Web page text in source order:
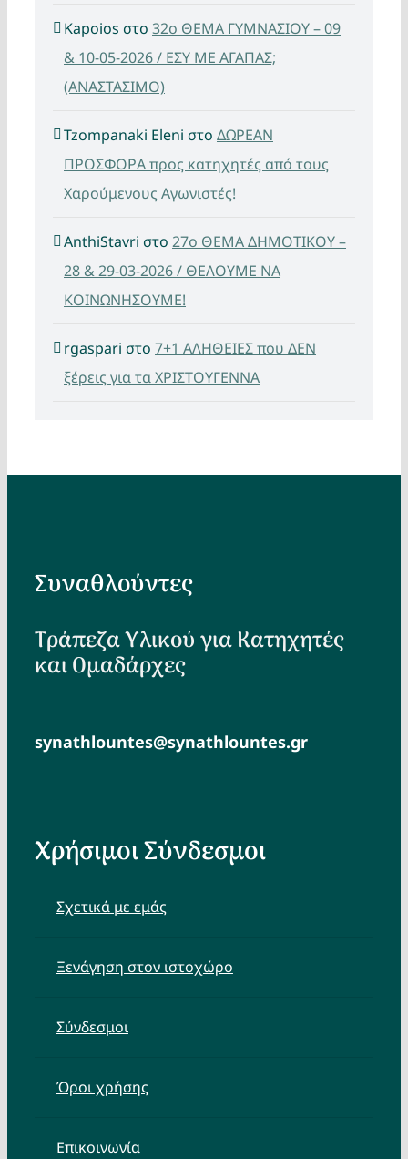
Kapoios στο 32ο ΘΕΜΑ ΓΥΜΝΑΣΙΟΥ – 09
& 10-05-2026 / ΕΣΥ ΜΕ ΑΓΑΠΑΣ;
(ΑΝΑΣΤΑΣΙΜΟ)
Tzompanaki Eleni στο ΔΩΡΕΑΝ
ΠΡΟΣΦΟΡΑ προς κατηχητές από τους
Χαρούμενους Αγωνιστές!
AnthiStavri στο 27ο ΘΕΜΑ ΔΗΜΟΤΙΚΟΥ –
28 & 29-03-2026 / ΘΕΛΟΥΜΕ ΝΑ
ΚΟΙΝΩΝΗΣΟΥΜΕ!
rgaspari στο 7+1 ΑΛΗΘΕΙΕΣ που ΔΕΝ
ξέρεις για τα ΧΡΙΣΤΟΥΓΕΝΝΑ
Συναθλούντες
Τράπεζα Υλικού για Κατηχητές
και Ομαδάρχες
synathlountes@synathlountes.gr
Χρήσιμοι Σύνδεσμοι
Σχετικά με εμάς
Ξενάγηση στον ιστοχώρο
Σύνδεσμοι
Όροι χρήσης
Επικοινωνία